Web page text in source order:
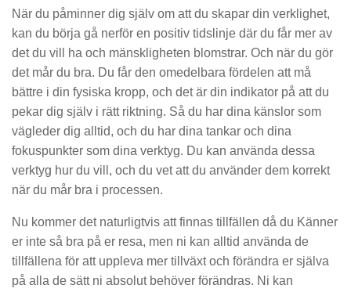
När du påminner dig själv om att du skapar din verklighet,
kan du börja gå nerför en positiv tidslinje där du får mer av
det du vill ha och mänskligheten blomstrar. Och när du gör
det mår du bra. Du får den omedelbara fördelen att må
bättre i din fysiska kropp, och det är din indikator på att du
pekar dig själv i rätt riktning. Så du har dina känslor som
vägleder dig alltid, och du har dina tankar och dina
fokuspunkter som dina verktyg. Du kan använda dessa
verktyg hur du vill, och du vet att du använder dem korrekt
när du mår bra i processen.
Nu kommer det naturligtvis att finnas tillfällen då du Känner
er inte så bra på er resa, men ni kan alltid använda de
tillfällena för att uppleva mer tillväxt och förändra er själva
på alla de sätt ni absolut behöver förändras. Ni kan